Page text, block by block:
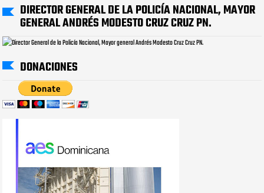
DIRECTOR GENERAL DE LA POLICÍA NACIONAL, MAYOR
GENERAL ANDRÉS MODESTO CRUZ CRUZ PN.
DONACIONES